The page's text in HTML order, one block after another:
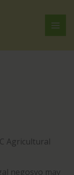
Agricultural
negosyo may